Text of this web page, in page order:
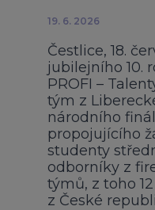
19. 6. 2026
Čestlice, 18.
jubilejního 10.
PROFI –
tým z
národního
propojujícího
studenty
odborníky z
týmů, z toho
z České